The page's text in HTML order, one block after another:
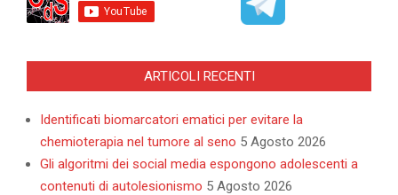
ARTICOLI RECENTI
Identificati biomarcatori ematici per evitare la
chemioterapia nel tumore al seno 5 Agosto 2026
Gli algoritmi dei social media espongono adolescenti a
contenuti di autolesionismo 5 Agosto 2026